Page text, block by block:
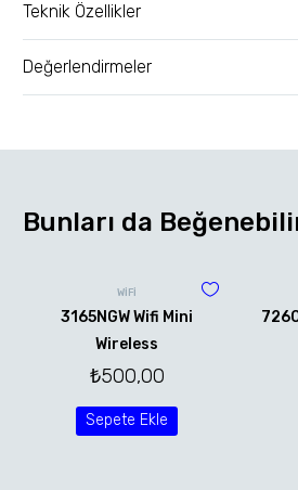
Teknik Özellikler
Değerlendirmeler
Bunları da
WİFİ
3165NGW Wifi Mini
Wireless
₺500,00
Sepete Ekle